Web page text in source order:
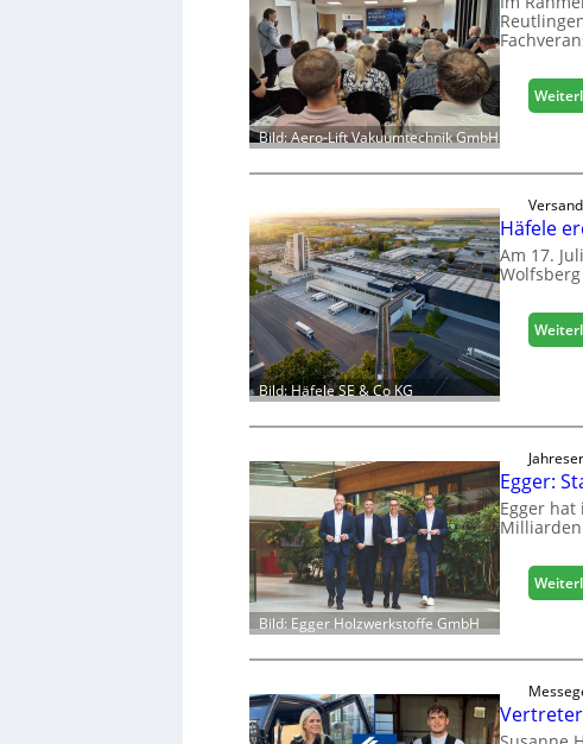
Bild: Aero-Lift Vakuumtechnik GmbH
Bild: Häfele SE & Co KG
Häfele
Am 17.
Bild: Egger Holzwerkstoffe GmbH
Egger:
Egger hat